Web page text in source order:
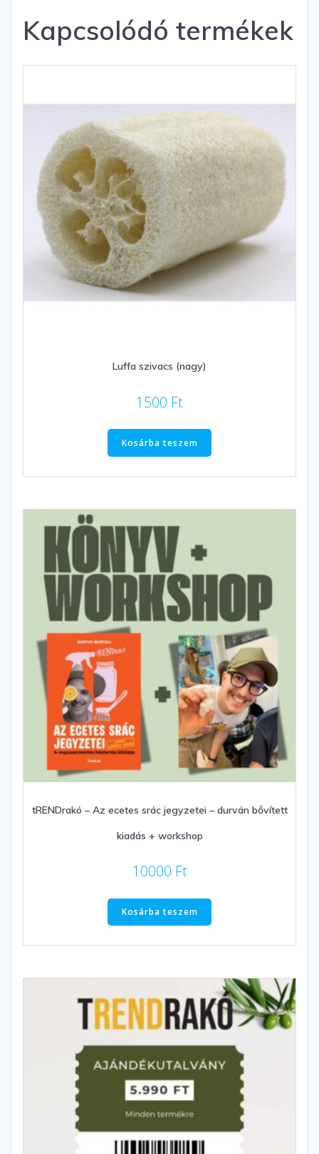
Kapcsolódó termékek
Luffa szivacs (nagy)
1500 Ft
Kosárba teszem
tRENDrakó – Az ecetes srác jegyzetei – durván bővített
kiadás + workshop
10000 Ft
Kosárba teszem